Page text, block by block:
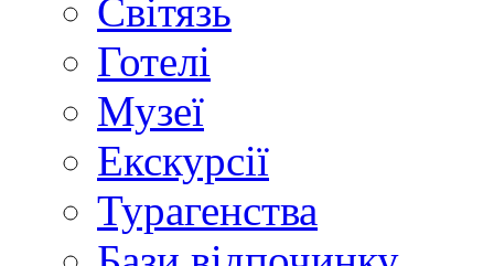
Світязь
Готелі
Музеї
Екскурсії
Турагенства